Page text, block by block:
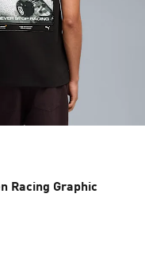
Racing Graphic